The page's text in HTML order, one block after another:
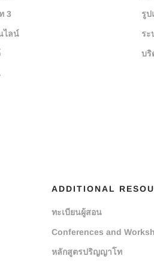
3
ไลน์
รูป
ระ
บริ
ADDITIONAL
ทะเบียนผู้สอน
Conferences and
หลักสูตรปริญญาโท